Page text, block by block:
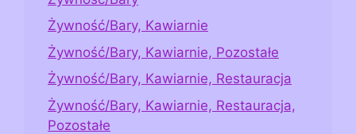
Żywność/Bary, Kawiarnie
Żywność/Bary, Kawiarnie, Pozostałe
Żywność/Bary, Kawiarnie, Restauracja
Żywność/Bary, Kawiarnie, Restauracja,
Pozostałe